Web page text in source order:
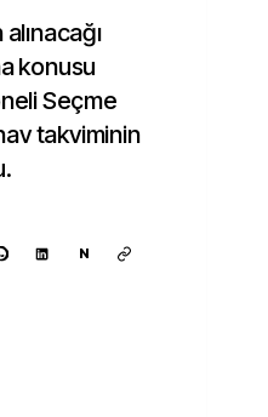
konusu
Seçme
takviminin
N